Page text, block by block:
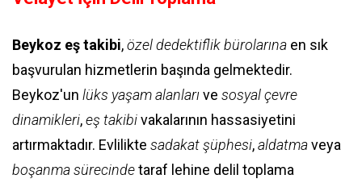
Beykoz eş takibi,özel dedektiflik bürolarına en sık
başvurulan hizmetlerin başında gelmektedir.
Beykoz'un lüks yaşam alanlarıve sosyal çevre
dinamikleri,eş takibivakalarının hassasiyetini
artırmaktadır. Evlilikte sadakat şüphesi,aldatmaveya
boşanma sürecindetaraf lehine delil toplama